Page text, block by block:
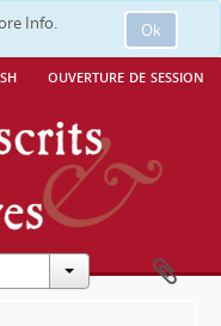
Ok
Info.
ouverture de session